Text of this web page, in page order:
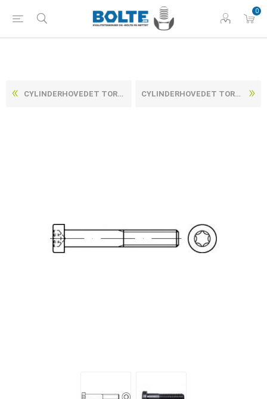
0
CYLINDERHOVEDET TORX M/LAVHOVED DIN 7984 ELFORZINKET STÅL KL. 8.8 M3X6 -T10 (500 STK) CYLINDERHOVEDET TORX M/LAVHOVED DIN 7984 ELFORZINKET STÅL KL. 8.8 M4X10 -T20 (500 STK)